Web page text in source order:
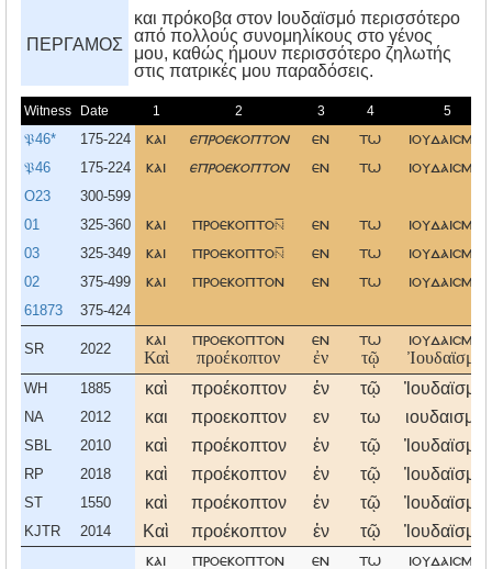
ΠΕΡΓΑΜΟΣ
και πρόκοβα στον Iουδαϊσμό περισσότερο
από πολλούς συνομηλίκους στο γένος
μου, καθώς ήμουν περισσότερο ζηλωτής
στις πατρικές μου παραδόσεις.
Witness Date 1 2 3 4 5
𝔓46* 175-224 και επροεκοπτον εν τω ιουδαισμω
𝔓46 175-224 και επροεκοπτον εν τω ιουδαισμω
O23
300-599
01
325-360 και προεκοπτο εν τω ιουδαισμω
03 325-349 και προεκοπτο εν τω ιουδαισμω
02 375-499 και προεκοπτον εν τω ιουδαισμω
61873 375-424
SR 2022
και
Καὶ
προεκοπτον
προέκοπτον
εν
ἐν
τω
τῷ
ιουδαισμω
Ἰουδαϊσμῷ
WH 1885 καὶ προέκοπτον ἐν τῷ Ἰουδαϊσμῷ
NA 2012 και προεκοπτον εν τω ιουδαισμω
SBL 2010 καὶ προέκοπτον ἐν τῷ Ἰουδαϊσμῷ
RP 2018 καὶ προέκοπτον ἐν τῷ Ἰουδαϊσμῷ
ST 1550 καὶ προέκοπτον ἐν τῷ Ἰουδαϊσμῷ
KJTR 2014 Καὶ προέκοπτον ἐν τῷ Ἰουδαϊσμῷ
και προεκοπτον εν τω ιουδαισμω